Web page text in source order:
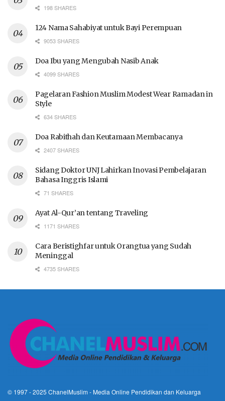
198 SHARES
124 Nama Sahabiyat untuk Bayi Perempuan
9053 SHARES
Doa Ibu yang Mengubah Nasib Anak
4099 SHARES
Pagelaran Fashion Muslim Modest Wear Ramadan in
Style
634 SHARES
Doa Rabithah dan Keutamaan Membacanya
2407 SHARES
Sidang Doktor UNJ Lahirkan Inovasi Pembelajaran
Bahasa Inggris Islami
71 SHARES
Ayat Al-Qur’an tentang Traveling
1171 SHARES
Cara Beristighfar untuk Orangtua yang Sudah
Meninggal
4735 SHARES
© 1997 - 2025 ChanelMuslim - Media Online Pendidikan dan Keluarga